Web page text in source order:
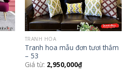
TRANH HOA
Tranh hoa mẫu đơn tươi thắm
– 53
Giá từ: 2,950,000₫